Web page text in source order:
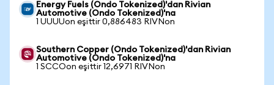
Energy Fuels (Ondo Tokenized)'dan Rivian
Automotive (Ondo Tokenized)'na
1 UUUUon eşittir 0,886483 RIVNon
Southern Copper (Ondo Tokenized)'dan Rivian
Automotive (Ondo Tokenized)'na
1 SCCOon eşittir 12,6971 RIVNon